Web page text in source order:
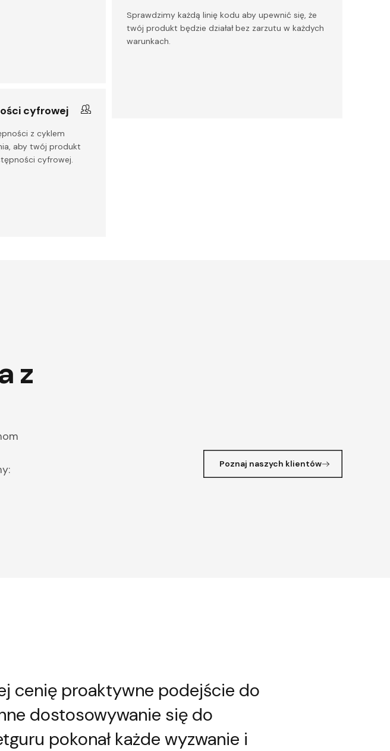
Sprawdzimy każdą linię kodu aby upewnić się, że
twój produkt będzie działał bez zarzutu w każdych
warunkach.
cyfrowej
z cyklem
aby twój produkt
cyfrowej.
z
Poznaj naszych klientów
cenię proaktywne podejście do
dostosowywanie się do
pokonał każde wyzwanie i